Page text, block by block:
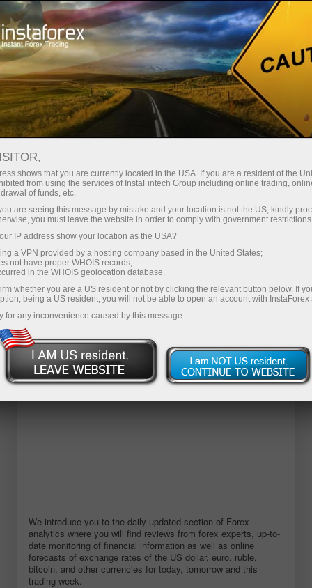
Para traders Analytical Reviews Technical analysis
02.04.2026: Forex Analysis &
Reviews: Forex forecast 02/04/2026:
EUR/USD, USD/JPY, GBP/USD, USDX,
SP500, Gold, Oil and Bitcoin
Abra una cuenta de operaciones
Abra una cuenta demo
We introduce you to the daily updated section of Forex
analytics where you will find reviews from forex experts, up-to-
date monitoring of financial information as well as online
forecasts of exchange rates of the US dollar, euro, ruble,
bitcoin, and other currencies for today, tomorrow and this
trading week.
shows that you are currently located in the USA. If you are a resident of the
from using the services of InstaFintech Group including online trading,
of funds, etc.
are seeing this message by mistake and your location is not the US, kindly
you must leave the website in order to comply with government
IP address show your location as the USA?
a VPN provided by a hosting company based in the United States;
not have proper WHOIS records;
in the WHOIS geolocation database.
whether you are a US resident or not by clicking the relevant button below. If
being a US resident, you will not be able to open an account with InstaForex
for any inconvenience caused by this message.